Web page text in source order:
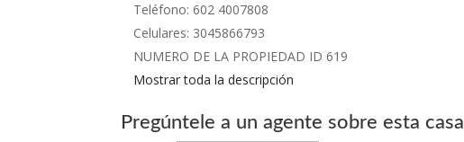
Teléfono: 602 4007808
Celulares: 3045866793
NUMERO DE LA PROPIEDAD ID 619
Mostrar toda la descripción
Pregúntele a un agente sobre esta casa